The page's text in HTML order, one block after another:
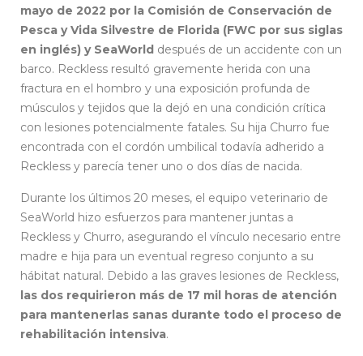
mayo de 2022 por la Comisión de Conservación de
Pesca y Vida Silvestre de Florida (FWC por sus siglas
en inglés) y SeaWorld después de un accidente con un
barco. Reckless resultó gravemente herida con una
fractura en el hombro y una exposición profunda de
músculos y tejidos que la dejó en una condición crítica
con lesiones potencialmente fatales. Su hija Churro fue
encontrada con el cordón umbilical todavía adherido a
Reckless y parecía tener uno o dos días de nacida.
Durante los últimos 20 meses, el equipo veterinario de
SeaWorld hizo esfuerzos para mantener juntas a
Reckless y Churro, asegurando el vínculo necesario entre
madre e hija para un eventual regreso conjunto a su
hábitat natural. Debido a las graves lesiones de Reckless,
las dos requirieron más de 17 mil horas de atención
para mantenerlas sanas durante todo el proceso de
rehabilitación intensiva.